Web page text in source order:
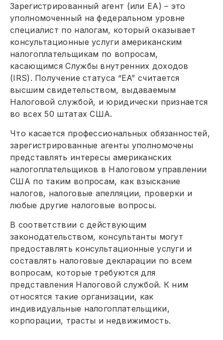
Зарегистрированный агент (или EA) – это
уполномоченный на федеральном уровне
специалист по налогам, который оказывает
консультационные услуги американским
налогоплательщикам по вопросам,
касающимся Службы внутренних доходов
(IRS). Получение статуса “EA” считается
высшим свидетельством, выдаваемым
Налоговой службой, и юридически признается
во всех 50 штатах США.
Что касается профессиональных обязанностей,
зарегистрированные агенты уполномочены
представлять интересы американских
налогоплательщиков в Налоговом управлении
США по таким вопросам, как взыскание
налогов, налоговые апелляции, проверки и
любые другие налоговые вопросы.
В соответствии с действующим
законодательством, консультанты могут
предоставлять консультационные услуги и
составлять налоговые декларации по всем
вопросам, которые требуются для
представления Налоговой службой. К ним
относятся такие организации, как
индивидуальные налогоплательщики,
корпорации, трасты и недвижимость.